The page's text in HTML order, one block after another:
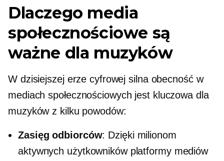
Dlaczego media
społecznościowe są
ważne dla muzyków
W dzisiejszej erze cyfrowej silna obecność w
mediach społecznościowych jest kluczowa dla
muzyków z kilku powodów:
Zasięg odbiorców: Dzięki milionom
aktywnych użytkowników platformy mediów